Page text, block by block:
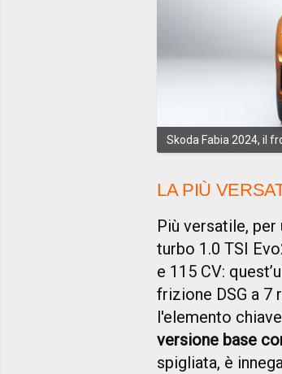
Skoda Fabia 2024, il
LA PIÙ
Più versatile,
turbo 1.0 TSI
e 115 CV:
frizione DSG a 7
l'elemento
versione base
spigliata, è